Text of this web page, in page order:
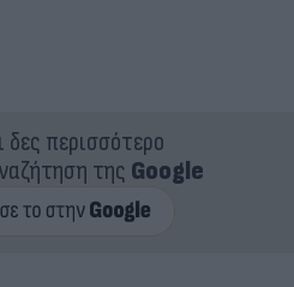
δες περισσότερο
της Google